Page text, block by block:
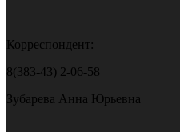
Корреспондент:
8(383-43) 2-06-58
Зубарева Анна Юрьевна